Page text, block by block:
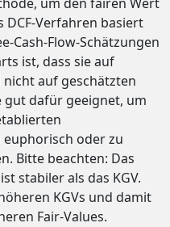
DCF-Verfahren basiert
Cash-Flow-Schätzungen
ist, dass sie auf
auf geschätzten
gut dafür geeignet, um
oder zu
Bitte beachten: Das
stabiler als das KGV.
KGVs und damit
Fair-Values.